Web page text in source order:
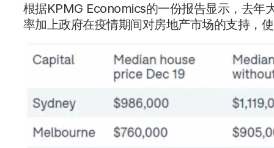
根据KPMG Economics的一份报告显示，去年
率加上政府在疫情期间对房地产市场的支持，